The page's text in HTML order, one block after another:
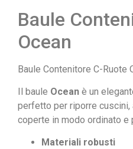
Baule
Ocean
Baule Contenitore C-Ruote
Il baule Ocean è un
perfetto per riporre
coperte in modo ordinato e
Materiali robusti